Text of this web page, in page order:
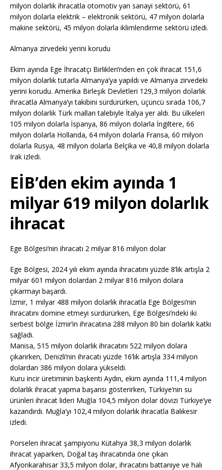
milyon dolarlık ihracatla otomotiv yan sanayi sektörü, 61
milyon dolarla elektrik – elektronik sektörü, 47 milyon dolarla
makine sektörü, 45 milyon dolarla iklimlendirme sektörü izledi.
Almanya zirvedeki yerini korudu
Ekim ayında Ege İhracatçı Birlikleri’nden en çok ihracat 151,6
milyon dolarlık tutarla Almanya’ya yapıldı ve Almanya zirvedeki
yerini korudu. Amerika Birleşik Devletleri 129,3 milyon dolarlık
ihracatla Almanya’yı takibini sürdürürken, üçüncü sırada 106,7
milyon dolarlık Türk malları talebiyle İtalya yer aldı. Bu ülkeleri
105 milyon dolarla İspanya, 86 milyon dolarla İngiltere, 66
milyon dolarla Hollanda, 64 milyon dolarla Fransa, 60 milyon
dolarla Rusya, 48 milyon dolarla Belçika ve 40,8 milyon dolarla
Irak izledi.
EİB’den ekim ayında 1
milyar 619 milyon dolarlık
ihracat
Ege Bölgesi’nin ihracatı 2 milyar 816 milyon dolar
Ege Bölgesi, 2024 yılı ekim ayında ihracatını yüzde 8’lik artışla 2
milyar 601 milyon dolardan 2 milyar 816 milyon dolara
çıkarmayı başardı.
İzmir, 1 milyar 488 milyon dolarlık ihracatla Ege Bölgesi’nin
ihracatını domine etmeyi sürdürürken, Ege Bölgesi’ndeki iki
serbest bölge İzmir’in ihracatına 288 milyon 80 bin dolarlık katkı
sağladı.
Manisa, 515 milyon dolarlık ihracatını 522 milyon dolara
çıkarırken, Denizli’nin ihracatı yüzde 16’lık artışla 334 milyon
dolardan 386 milyon dolara yükseldi.
Kuru incir üretiminin başkenti Aydın, ekim ayında 111,4 milyon
dolarlık ihracat yapma başarısı gösterirken, Türkiye’nin su
ürünleri ihracat lideri Muğla 104,5 milyon dolar dövizi Türkiye’ye
kazandırdı. Muğla’yı 102,4 milyon dolarlık ihracatla Balıkesir
izledi.
Porselen ihracat şampiyonu Kütahya 38,3 milyon dolarlık
ihracat yaparken, Doğal taş ihracatında öne çıkan
Afyonkarahisar 33,5 milyon dolar, ihracatını battaniye ve halı